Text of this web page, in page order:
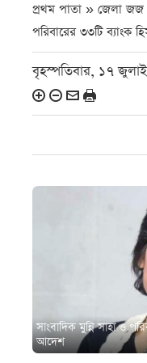
প্রথম পাতা » জেলা
পরিবারের ৩৩টি ব্যাংক
বৃহস্পতিবার, ১৭
সাংবাদিক মুন্নি সাহা ও
আদেশ